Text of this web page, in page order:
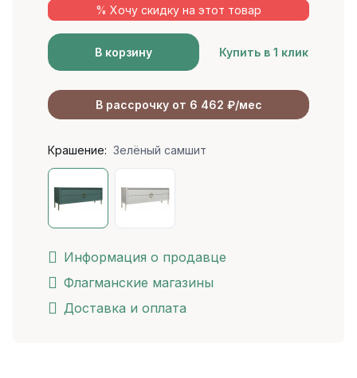
% Хочу скидку на этот товар
В корзину Купить в 1 клик
В рассрочку от 6 462 ₽/мес
Крашение: Зелёный самшит
Информация о продавце
Флагманские магазины
Доставка и оплата